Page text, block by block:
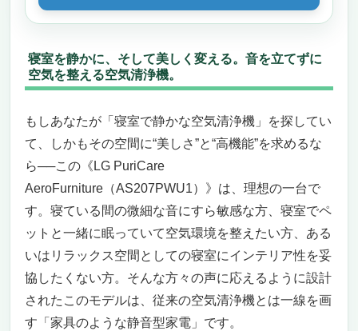
寝室を静かに、そして美しく変える。音を立てずに
空気を整える空気清浄機。
もしあなたが「寝室で静かな空気清浄機」を探してい
て、しかもその空間に“美しさ”と“高機能”を求めるな
ら──この《LG PuriCare
AeroFurniture（AS207PWU1）》は、理想の一台で
す。寝ている間の微細な音にすら敏感な方、寝室でペ
ットと一緒に眠っていて空気環境を整えたい方、ある
いはリラックス空間としての寝室にインテリア性を妥
協したくない方。そんな方々の声に応えるように設計
されたこのモデルは、従来の空気清浄機とは一線を画
す「家具のような静音型家電」です。